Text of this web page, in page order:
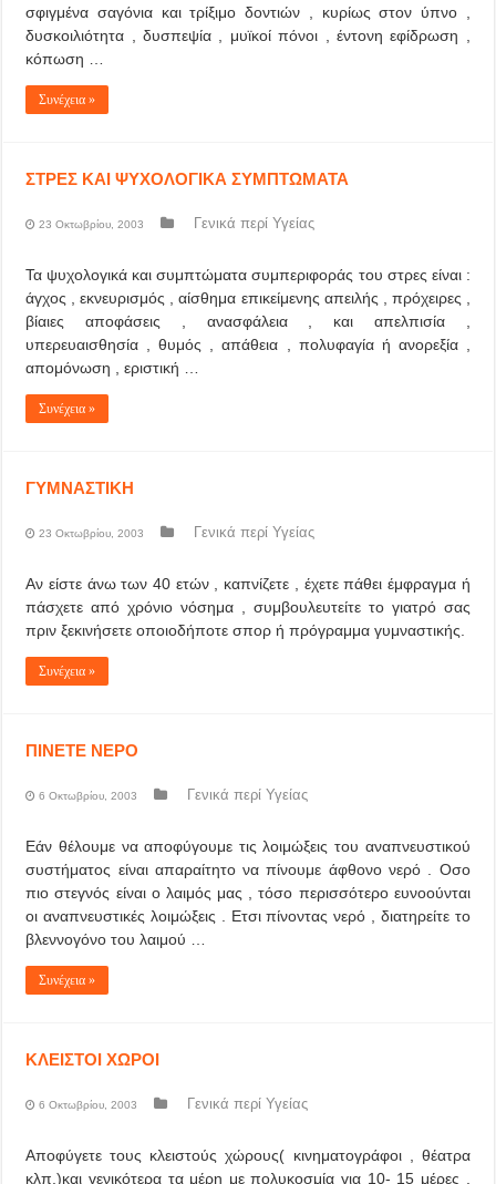
σφιγμένα σαγόνια και τρίξιμο δοντιών , κυρίως στον ύπνο ,
δυσκοιλιότητα , δυσπεψία , μυϊκοί πόνοι , έντονη εφίδρωση ,
κόπωση …
Συνέχεια »
ΣΤΡΕΣ ΚΑΙ ΨΥΧΟΛΟΓΙΚΑ ΣΥΜΠΤΩΜΑΤΑ
23 Οκτωβρίου, 2003 Γενικά περί Υγείας
Τα ψυχολογικά και συμπτώματα συμπεριφοράς του στρες είναι :
άγχος , εκνευρισμός , αίσθημα επικείμενης απειλής , πρόχειρες ,
βίαιες αποφάσεις , ανασφάλεια , και απελπισία ,
υπερευαισθησία , θυμός , απάθεια , πολυφαγία ή ανορεξία ,
απομόνωση , εριστική …
Συνέχεια »
ΓΥΜΝΑΣΤΙΚΗ
23 Οκτωβρίου, 2003 Γενικά περί Υγείας
Αν είστε άνω των 40 ετών , καπνίζετε , έχετε πάθει έμφραγμα ή
πάσχετε από χρόνιο νόσημα , συμβουλευτείτε το γιατρό σας
πριν ξεκινήσετε οποιοδήποτε σπορ ή πρόγραμμα γυμναστικής.
Συνέχεια »
ΠΙΝΕΤΕ ΝΕΡΟ
6 Οκτωβρίου, 2003 Γενικά περί Υγείας
Εάν θέλουμε να αποφύγουμε τις λοιμώξεις του αναπνευστικού
συστήματος είναι απαραίτητο να πίνουμε άφθονο νερό . Οσο
πιο στεγνός είναι ο λαιμός μας , τόσο περισσότερο ευνοούνται
οι αναπνευστικές λοιμώξεις . Ετσι πίνοντας νερό , διατηρείτε το
βλεννογόνο του λαιμού …
Συνέχεια »
ΚΛΕΙΣΤΟΙ ΧΩΡΟΙ
6 Οκτωβρίου, 2003 Γενικά περί Υγείας
Αποφύγετε τους κλειστούς χώρους( κινηματογράφοι , θέατρα
κλπ.)και γενικότερα τα μέρη με πολυκοσμία για 10- 15 μέρες ,